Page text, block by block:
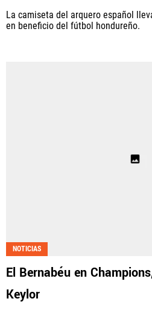
La camiseta del arquero español
en beneficio del fútbol hondureño.
NOTICIAS
El Bernabéu en
Keylor